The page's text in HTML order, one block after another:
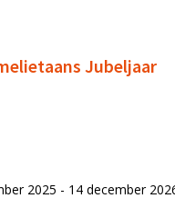
Jubeljaar
2025 - 14 december